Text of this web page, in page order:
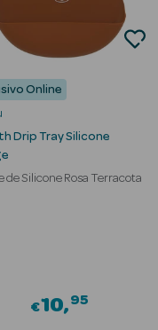
Online
Drip Tray Silicone
de Silicone Rosa Terracota
€10 95